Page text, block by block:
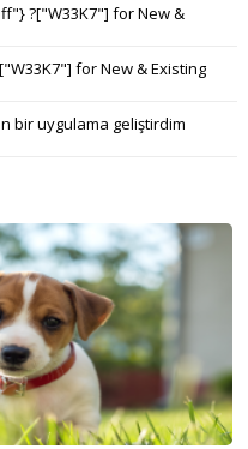
?["W33K7"] for New &
for New & Existing
bir uygulama geliştirdim